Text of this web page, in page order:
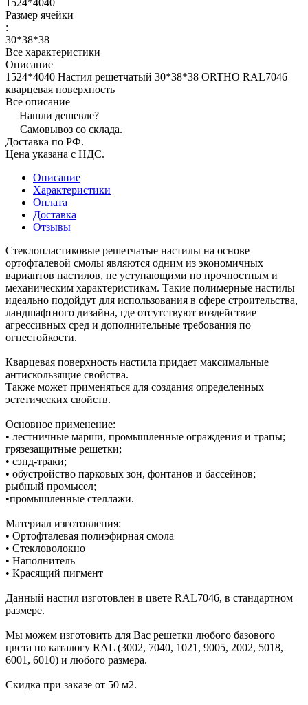
Размер ячейки
:
30*38*38
Все характеристики
Описание
1524*4040 Настил решетчатый 30*38*38 ORTHO RAL7046
кварцевая поверхность
Все описание
Нашли дешевле?
Самовывоз со склада.
Доставка по РФ.
Цена указана с НДС.
Описание
Характеристики
Оплата
Доставка
Отзывы
Стеклопластиковые решетчатые настилы на основе
ортофталевой смолы являются одним из экономичных
вариантов настилов, не уступающими по прочностным и
механическим характеристикам. Такие полимерные настилы
идеально подойдут для использования в сфере строительства,
ландшафтного дизайна, где отсутствуют воздействие
агрессивных сред и дополнительные требования по
огнестойкости.
Кварцевая поверхность настила придает максимальные
антискользящие свойства.
Также может применяться для создания определенных
эстетических свойств.
Основное применение:
• лестничные марши, промышленные ограждения и трапы;
грязезащитные решетки;
• сэнд-траки;
• обустройство парковых зон, фонтанов и бассейнов;
рыбный промысел;
•промышленные стеллажи.
Материал изготовления:
• Ортофталевая полиэфирная смола
• Стекловолокно
• Наполнитель
• Красящий пигмент
Данный настил изготовлен в цвете RAL7046, в стандартном
размере.
Мы можем изготовить для Вас решетки любого базового
цвета по каталогу RAL (3002, 7040, 1021, 9005, 2002, 5018,
6001, 6010) и любого размера.
Скидка при заказе от 50 м2.